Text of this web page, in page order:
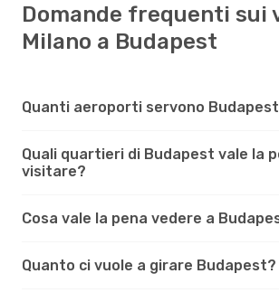
Domande frequenti sui
Milano a Budapest
Quanti aeroporti servono
Quali quartieri di Budapest vale la
visitare?
Cosa vale la pena vedere a
Quanto ci vuole a girare Budapest?